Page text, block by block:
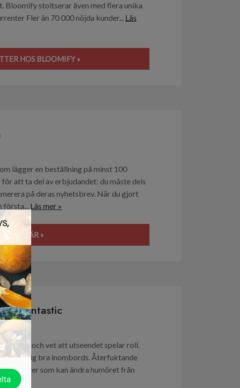
Bloomify stoltserar även med flera unika
Fler än 70 000 nöjda kunder... Läs
HOS BLOOMIFY »
lägger en beställning på minst 100
att ta del av erbjudandet: du måste dels
på deras nyhetsbrev. När du gjort
första... Läs mer »
HÄR »
yttra och vet att utseendet spelar roll.
känna dig bra inombords. Återfuktande
produkter som kan ändra humöret från
mer »